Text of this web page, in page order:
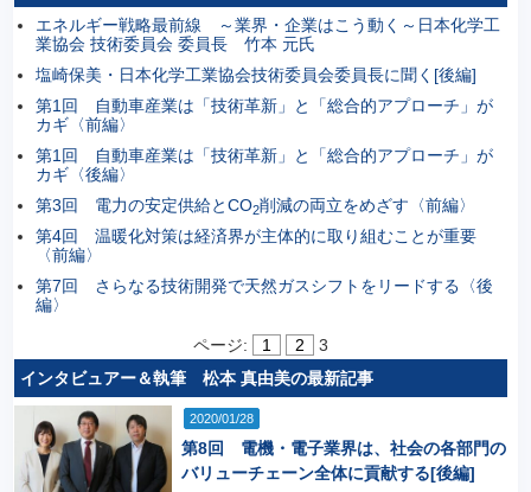
エネルギー戦略最前線 ～業界・企業はこう動く～日本化学工
業協会 技術委員会 委員長 竹本 元氏
塩崎保美・日本化学工業協会技術委員会委員長に聞く[後編]
第1回 自動車産業は「技術革新」と「総合的アプローチ」が
カギ〈前編〉
第1回 自動車産業は「技術革新」と「総合的アプローチ」が
カギ〈後編〉
第3回 電力の安定供給とCO2削減の両立をめざす〈前編〉
第4回 温暖化対策は経済界が主体的に取り組むことが重要
〈前編〉
第7回 さらなる技術開発で天然ガスシフトをリードする〈後
編〉
ページ: 1 2
3
インタビュアー＆執筆 松本 真由美の最新記事
2020/01/28
第8回 電機・電子業界は、社会の各部門の
バリューチェーン全体に貢献する[後編]